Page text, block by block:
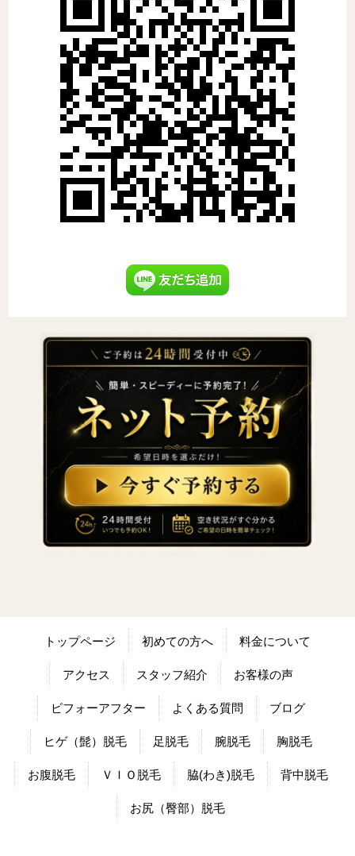
トップページ 初めての方へ 料金について
アクセス スタッフ紹介 お客様の声
ビフォーアフター よくある質問 ブログ
ヒゲ（髭）脱毛 足脱毛 腕脱毛 胸脱毛
お腹脱毛 ＶＩＯ脱毛 脇(わき)脱毛 背中脱毛
お尻（臀部）脱毛